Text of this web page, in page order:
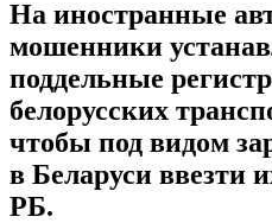
На иностранные
мошенники
поддельные
белорусских
чтобы под видом
в Беларуси ввезти
РБ.